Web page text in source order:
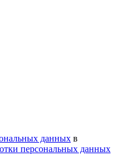
данных в
персональных данных